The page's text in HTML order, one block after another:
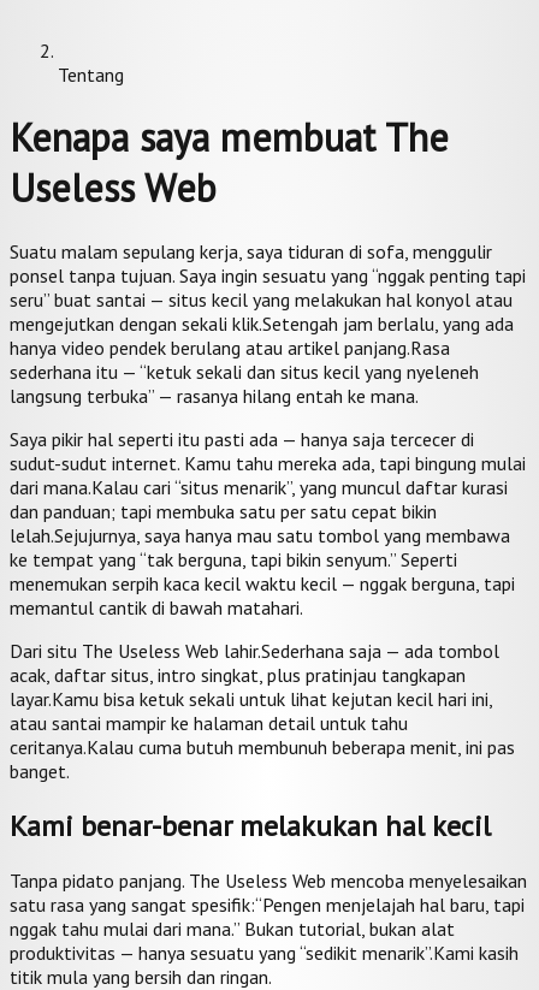
Tentang
Kenapa saya membuat The
Useless Web
Suatu malam sepulang kerja, saya tiduran di sofa, menggulir
ponsel tanpa tujuan. Saya ingin sesuatu yang “nggak penting tapi
seru” buat santai — situs kecil yang melakukan hal konyol atau
mengejutkan dengan sekali klik.Setengah jam berlalu, yang ada
hanya video pendek berulang atau artikel panjang.Rasa
sederhana itu — “ketuk sekali dan situs kecil yang nyeleneh
langsung terbuka” — rasanya hilang entah ke mana.
Saya pikir hal seperti itu pasti ada — hanya saja tercecer di
sudut-sudut internet. Kamu tahu mereka ada, tapi bingung mulai
dari mana.Kalau cari “situs menarik”, yang muncul daftar kurasi
dan panduan; tapi membuka satu per satu cepat bikin
lelah.Sejujurnya, saya hanya mau satu tombol yang membawa
ke tempat yang “tak berguna, tapi bikin senyum.” Seperti
menemukan serpih kaca kecil waktu kecil — nggak berguna, tapi
memantul cantik di bawah matahari.
Dari situ The Useless Web lahir.Sederhana saja — ada tombol
acak, daftar situs, intro singkat, plus pratinjau tangkapan
layar.Kamu bisa ketuk sekali untuk lihat kejutan kecil hari ini,
atau santai mampir ke halaman detail untuk tahu
ceritanya.Kalau cuma butuh membunuh beberapa menit, ini pas
banget.
Kami benar-benar melakukan hal kecil
Tanpa pidato panjang. The Useless Web mencoba menyelesaikan
satu rasa yang sangat spesifik:“Pengen menjelajah hal baru, tapi
nggak tahu mulai dari mana.” Bukan tutorial, bukan alat
produktivitas — hanya sesuatu yang “sedikit menarik”.Kami kasih
titik mula yang bersih dan ringan.